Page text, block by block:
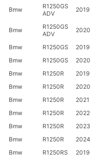
Bmw
R1250GS
ADV
2019
Bmw
R1250GS
ADV
2020
Bmw R1250GS 2019
Bmw
R1250GS 2020
Bmw
R1250R 2019
Bmw
R1250R 2020
Bmw
R1250R 2021
Bmw
R1250R 2022
Bmw
R1250R 2023
Bmw
R1250R 2024
Bmw
R1250RS 2019